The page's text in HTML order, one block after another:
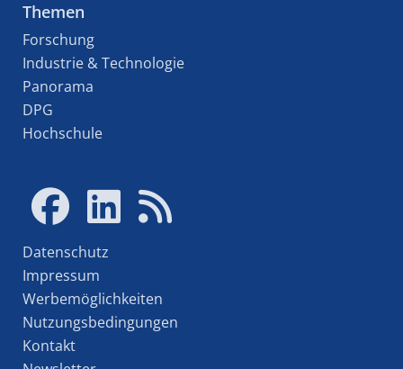
Themen
Forschung
Industrie & Technologie
Panorama
DPG
Hochschule
Datenschutz
Impressum
Werbemöglichkeiten
Nutzungsbedingungen
Kontakt